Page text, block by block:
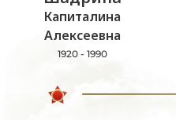
Капиталина
Алексеевна
1920 - 1990